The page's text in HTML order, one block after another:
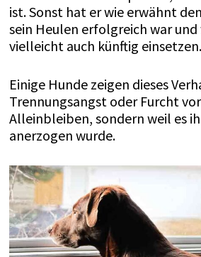
ist. Sonst hat er wie erwähnt
sein Heulen erfolgreich war und
vielleicht auch künftig einsetzen.
Einige Hunde zeigen dieses
Trennungsangst oder Furcht
Alleinbleiben, sondern weil es
anerzogen wurde.